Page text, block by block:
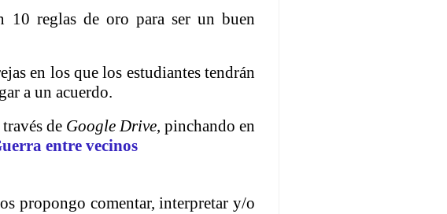
10 reglas de oro para ser un buen
en los que los estudiantes tendrán
a un acuerdo.
de Google Drive, pinchando en
entre vecinos
propongo comentar, interpretar y/o